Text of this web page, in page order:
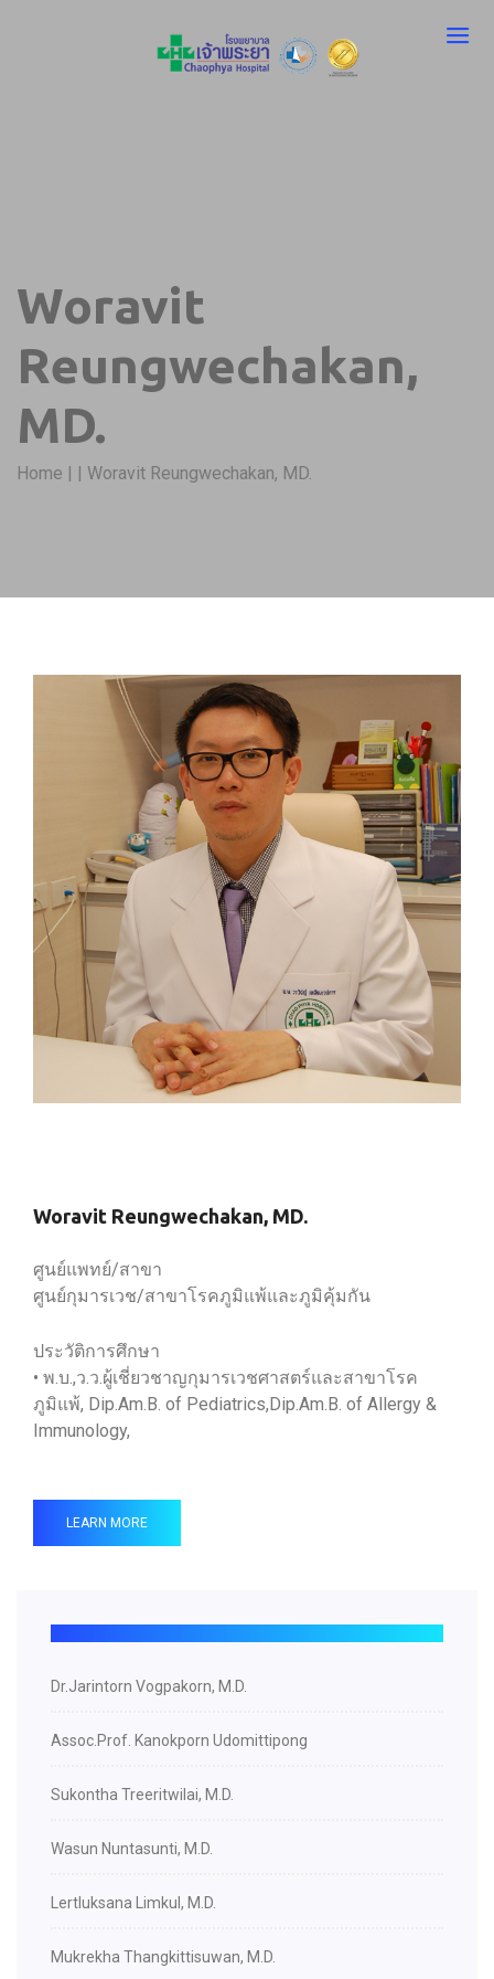
Woravit
Reungwechakan,
MD.
Home | | Woravit Reungwechakan, MD.
Woravit Reungwechakan, MD.
ศูนย์แพทย์/สาขา
ศูนย์กุมารเวช/สาขาโรคภูมิแพ้และภูมิคุ้มกัน
ประวัติการศึกษา
• พ.บ.,ว.ว.ผู้เชี่ยวชาญกุมารเวชศาสตร์และสาขาโรค
ภูมิแพ้, Dip.Am.B. of Pediatrics,Dip.Am.B. of Allergy &
Immunology,
LEARN MORE
Dr.Jarintorn Vogpakorn, M.D.
Assoc.Prof. Kanokporn Udomittipong
Sukontha Treeritwilai, M.D.
Wasun Nuntasunti, M.D.
Lertluksana Limkul, M.D.
Mukrekha Thangkittisuwan, M.D.